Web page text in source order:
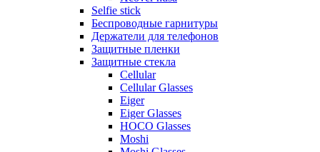
Selfie stick
Беспроводные гарнитуры
Держатели для телефонов
Защитные пленки
Защитные стекла
Cellular
Cellular Glasses
Eiger
Eiger Glasses
HOCO Glasses
Moshi